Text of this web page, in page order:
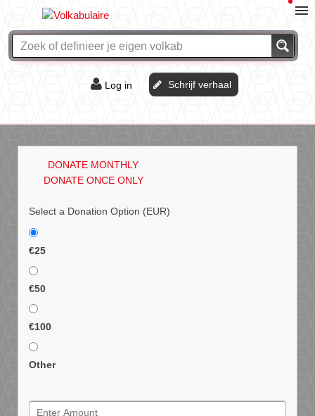
Log in Schrijf verhaal
DONATE MONTHLY
DONATE ONCE ONLY
Select a Donation Option (EUR)
€25
€50
€100
Other